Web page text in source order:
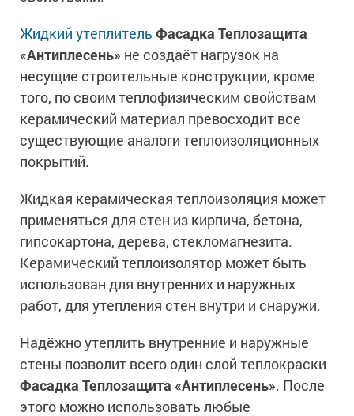
Растворители и разбавители для металла
Шпатлевки для металла
Сопутствующие товары
Пищевая промышленность
Нефтегазовая промышленность
Сопутствующие товары
Жидкая теплоизоляция
Для фасада
Сопутствующие товары
Экологичные материалы
Для бетонных полов
Для металла
Для фасада
Для интерьеров
Антистатические покрытия
Для бетона
Сопутствующие товары
Промышленные покрытия
Ремонт промышленных полов
Защита железобетонных конструкций
Промышленные металлоконструкции
Промышленное оборудование
Промышленные ремонтные покрытия для металла
Промышленные стены
Сопутствующие товары
Холодное цинкование
Грунтовки для холодного цинкования
Сопутствующие товары
Молотковые эмали
Для металла
Сопутствующие товары
Антикоррозионная защита
Толстослойные грунт-эмали
Сопутствующие товары
Морозостойкие краски
Морозостойкие краски для бетонных полов
Морозостойкие краски для металла
Морозостойкие краски для фасада
Жидкий утеплитель Фасадка Теплозащита
«Антиплесень» не создаёт нагрузок на
несущие строительные конструкции, кроме
того, по своим теплофизическим свойствам
керамический материал превосходит все
существующие аналоги теплоизоляционных
покрытий.
Жидкая керамическая теплоизоляция может
применяться для стен из кирпича, бетона,
гипсокартона, дерева, стекломагнезита.
Керамический теплоизолятор может быть
использован для внутренних и наружных
работ, для утепления стен внутри и снаружи.
Надёжно утеплить внутренние и наружные
стены позволит всего один слой теплокраски
Фасадка Теплозащита «Антиплесень». После
этого можно использовать любые